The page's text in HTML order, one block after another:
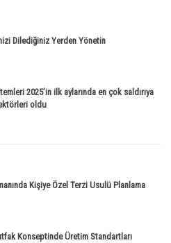
Dilediğiniz Yerden Yönetin
2025’in ilk aylarında en çok saldırıya
oldu
Kişiye Özel Terzi Usulü Planlama
Konseptinde Üretim Standartları